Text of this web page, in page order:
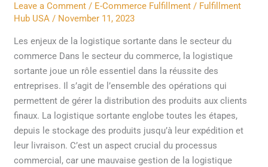
Leave a Comment / E-Commerce Fulfillment / Fulfillment
Hub USA/ November 11, 2023
Les enjeux de la logistique sortante dans le secteur du
commerce Dans le secteur du commerce, la logistique
sortante joue un rôle essentiel dans la réussite des
entreprises. Il s’agit de l’ensemble des opérations qui
permettent de gérer la distribution des produits aux clients
finaux. La logistique sortante englobe toutes les étapes,
depuis le stockage des produits jusqu’à leur expédition et
leur livraison. C’est un aspect crucial du processus
commercial, car une mauvaise gestion de la logistique
sortante
dans
le
secteur
du
commerce